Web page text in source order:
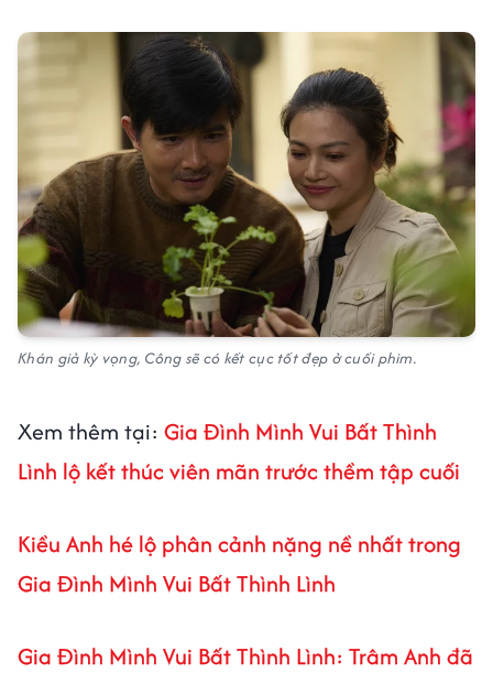
Khán giả kỳ vọng, Công sẽ có kết cục tốt đẹp ở cuối phim.
Xem thêm tại: Gia Đình Mình Vui Bất Thình
Lình lộ kết thúc viên mãn trước thềm tập cuối
Kiều Anh hé lộ phân cảnh nặng nề nhất trong
Gia Đình Mình Vui Bất Thình Lình
Gia Đình Mình Vui Bất Thình Lình: Trâm Anh đã